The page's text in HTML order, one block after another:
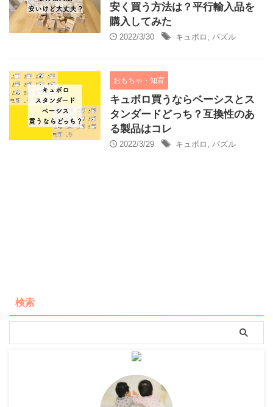
安く買う方法は？平行輸入品を
購入してみた
2022/3/30 キュボロ , パズル
おもちゃ・知育
キュボロ買うならベーシスとス
タンダードどっち？互換性のあ
る製品はコレ
2022/3/29 キュボロ , パズル
検索